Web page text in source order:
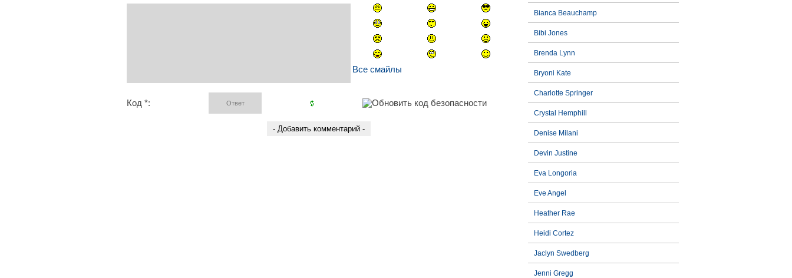
Все смайлы
Код *:
Bianca Beauchamp
Bibi Jones
Brenda Lynn
Bryoni Kate
Charlotte Springer
Crystal Hemphill
Denise Milani
Devin Justine
Eva Longoria
Eve Angel
Heather Rae
Heidi Cortez
Jaclyn Swedberg
Jenni Gregg